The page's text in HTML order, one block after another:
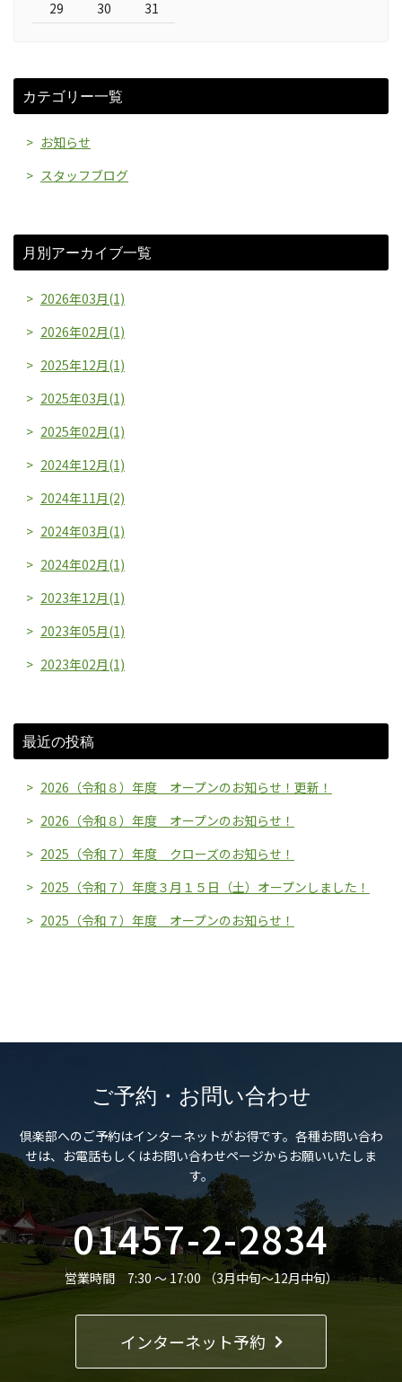
29
30 31
カテゴリー一覧
お知らせ
スタッフブログ
月別アーカイブ一覧
2026年03月(1)
2026年02月(1)
2025年12月(1)
2025年03月(1)
2025年02月(1)
2024年12月(1)
2024年11月(2)
2024年03月(1)
2024年02月(1)
2023年12月(1)
2023年05月(1)
2023年02月(1)
最近の投稿
2026（令和８）年度 オープンのお知らせ！更新！
2026（令和８）年度 オープンのお知らせ！
2025（令和７）年度 クローズのお知らせ！
2025（令和７）年度３月１５日（土）オープンしました！
2025（令和７）年度 オープンのお知らせ！
ご予約・お問い合わせ
倶楽部へのご予約はインターネットがお得です。 各種お問い合わ
せは、お電話もしくはお問い合わせページからお願いいたしま
す。
01457-2-2834
営業時間 7:30 ～ 17:00 （3月中旬～12月中旬）
インターネット予約